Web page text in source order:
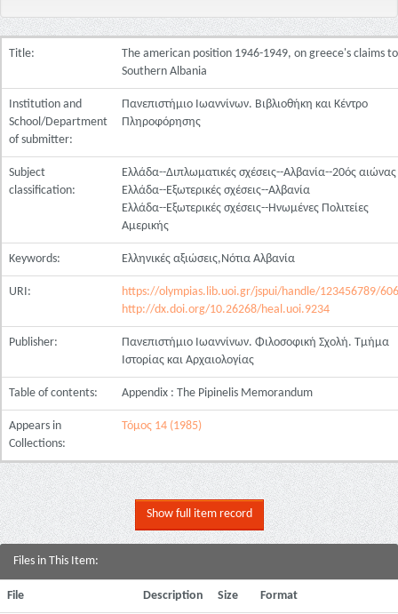
Title:
The american position 1946-1949, on greece's claims to
Southern Albania
Institution and
School/Department
of submitter:
Πανεπιστήμιο Ιωαννίνων. Βιβλιοθήκη και Κέντρο
Πληροφόρησης
Subject
classification:
Ελλάδα--Διπλωματικές σχέσεις--Αλβανία--20ός αιώνας
Ελλάδα--Εξωτερικές σχέσεις--Αλβανία
Ελλάδα--Εξωτερικές σχέσεις--Ηνωμένες Πολιτείες
Αμερικής
Keywords: Ελληνικές αξιώσεις,Νότια Αλβανία
URI:
https://olympias.lib.uoi.gr/jspui/handle/123456789/
http://dx.doi.org/10.26268/heal.uoi.9234
Publisher:
Πανεπιστήμιο Ιωαννίνων. Φιλοσοφική Σχολή. Τμήμα
Ιστορίας και Αρχαιολογίας
Table of contents: Appendix : The Pipinelis Memorandum
Appears in
Collections:
Τόμος 14 (1985)
Show full item record
Files in This Item:
File Description Size Format